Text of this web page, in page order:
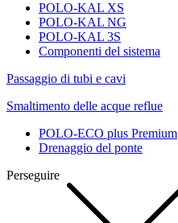
POLO-KAL XS
POLO-KAL NG
POLO-KAL 3S
Componenti del sistema
Passaggio di tubi e cavi
Smaltimento delle acque reflue
POLO-ECO plus Premium
Drenaggio del ponte
Perseguire